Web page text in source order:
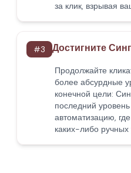
за клик, взрывая
#3 Достигните
Продолжайте
более абсурдные
конечной цели:
последний
автоматизацию,
каких-либо ручных